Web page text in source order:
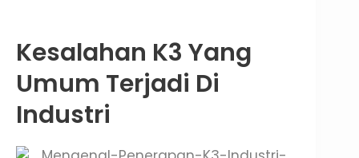
Kesalahan K3 Yang
Umum Terjadi Di
Industri